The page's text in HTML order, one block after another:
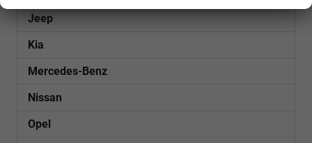
Jeep
Kia
Mercedes-Benz
Nissan
Opel